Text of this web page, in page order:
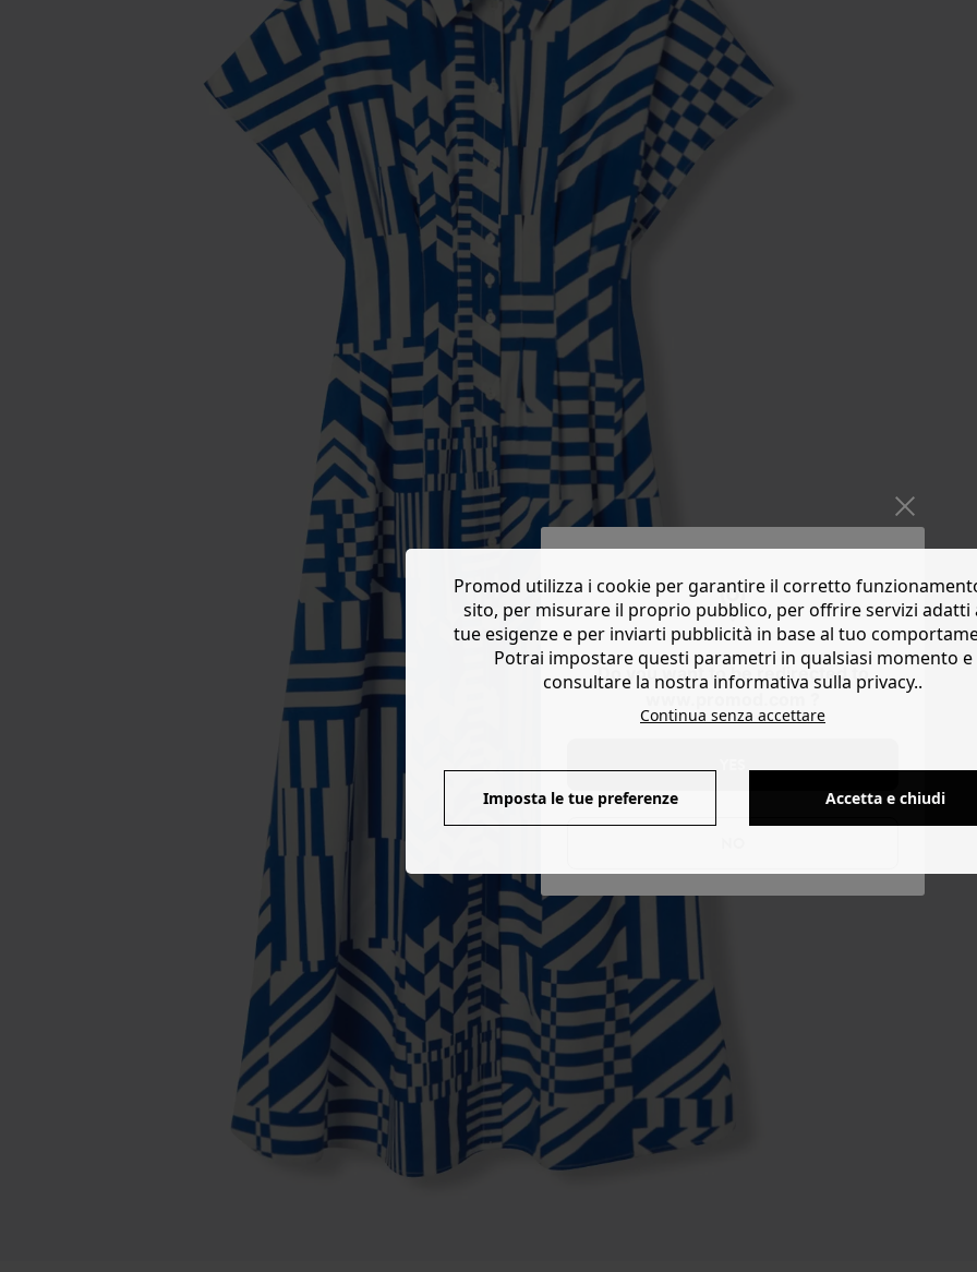
Do you want to be redirected to
Promod utilizza i cookie per garantire il corretto
sito, per misurare il proprio pubblico, per offrire servizi adatti
tue esigenze e per inviarti pubblicità in base al tuo
Potrai impostare questi parametri in qualsiasi momento e
consultare la nostra informativa sulla privacy..
Continua senza accettare
Imposta le tue preferenze Accetta e chiudi